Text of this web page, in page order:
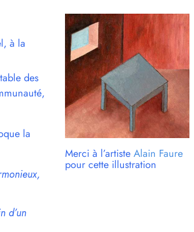
à la
des
la
,
d’un
Merci à l’artisteAlain Faure
pour cette illustration